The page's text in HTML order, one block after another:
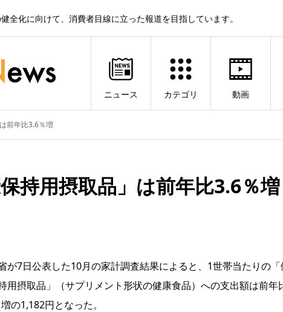
全化に向けて、消費者目線に立った報道を目指しています。
ニュース カテゴリ 動画
前年比3.6％増
持用摂取品」は前年比3.6％増
が7日公表した10月の家計調査結果によると、1世帯当たりの「
用摂取品」（サプリメント形状の健康食品）への支出額は前年
の1,182円となった。